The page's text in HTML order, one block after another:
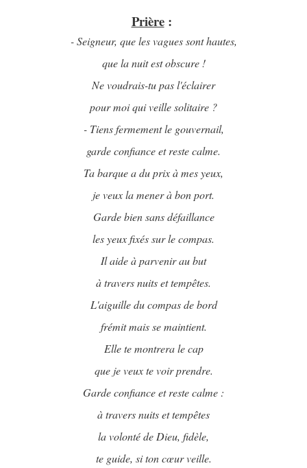
Prière:
- Seigneur, que les vagues sont hautes,
que la nuit est obscure !
Ne voudrais-tu pas l'éclairer
pour moi qui veille solitaire ?
- Tiens fermement le gouvernail,
garde confiance et reste calme.
Ta barque a du prix à mes yeux,
je veux la mener à bon port.
Garde bien sans défaillance
les yeux fixés sur le compas.
Il aide à parvenir au but
à travers nuits et tempêtes.
L'aiguille du compas de bord
frémit mais se maintient.
Elle te montrera le cap
que je veux te voir prendre.
Garde confiance et reste calme :
à travers nuits et tempêtes
la volonté de Dieu, fidèle,
te guide, si ton cœur veille.